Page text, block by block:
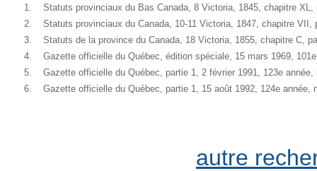
1.
Statuts provinciaux du Bas Canada, 8 Victoria, 1845, chapitre
2.
Statuts provinciaux du Canada, 10-11 Victoria, 1847, chapitre VII,
3.
Statuts de la province du Canada, 18 Victoria, 1855, chapitre C,
4.
Gazette officielle du Québec, édition spéciale, 15 mars 1969,
5.
Gazette officielle du Québec, partie 1, 2 février 1991, 123e année,
6.
Gazette officielle du Québec, partie 1, 15 août 1992, 124e année,
autre